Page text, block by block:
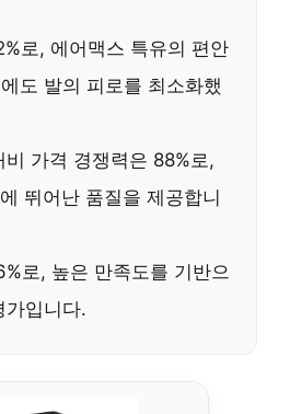
로, 에어맥스 특유의 편안
도 발의 피로를 최소화했
비 가격 경쟁력은 88%로,
뛰어난 품질을 제공합니
로, 높은 만족도를 기반으
가입니다.